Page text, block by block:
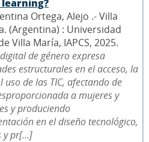
Ortega, Alejo .- Villa
(Argentina) : Universidad
Villa María, IAPCS, 2025.
de género expresa
estructurales en el acceso, la
uso de las TIC, afectando de
a mujeres y
y produciendo
en el diseño tecnológico,
y pr[...]